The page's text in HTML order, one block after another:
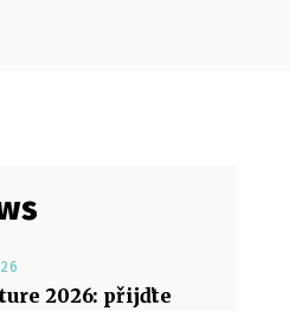
2026: přijďte